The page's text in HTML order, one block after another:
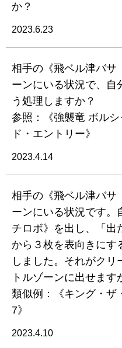
か？
2023.6.23
相手の《飛ベル津バサ
ーンにいる状況で、自
う処理しますか？
参照：《強襲竜 ボル
ド・エントリー》
2023.4.14
相手の《飛ベル津バサ
ーンにいる状況です
チロボ》を出し、「出
から３枚を表向きにす
しました。それがク
トルゾーンに出せます
類似例：《キング・ザ
7》
2023.4.10